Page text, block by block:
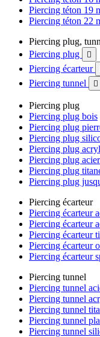
Piercing téton 19
Piercing téton 22
Piercing plug,
Piercing plug

Piercing écarteur
Piercing tunnel 
Piercing plug
Piercing plug bois
Piercing plug
Piercing plug
Piercing plug
Piercing plug acier
Piercing plug
Piercing plug
Piercing écarteur
Piercing écarteur
Piercing écarteur
Piercing écarteur
Piercing écarteur
Piercing écarteur
Piercing tunnel
Piercing tunnel
Piercing tunnel
Piercing tunnel
Piercing tunnel
Piercing tunnel